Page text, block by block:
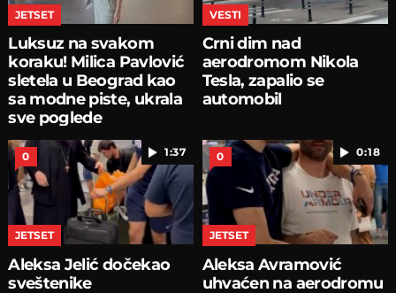
JETSET
Luksuz na svakom
koraku! Milica Pavlović
sletela u Beograd kao
sa modne piste, ukrala
sve poglede
VESTI
Crni dim nad
aerodromom Nikola
Tesla, zapalio se
automobil
1:37
0
JETSET
Aleksa Jelić dočekao
sveštenike
0:18
0
JETSET
Aleksa Avramović
uhvaćen na aerodromu